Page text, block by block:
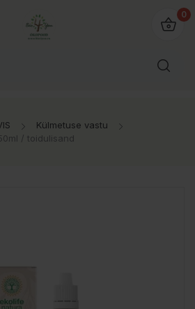
0
Külmetuse vastu
/ toidulisand